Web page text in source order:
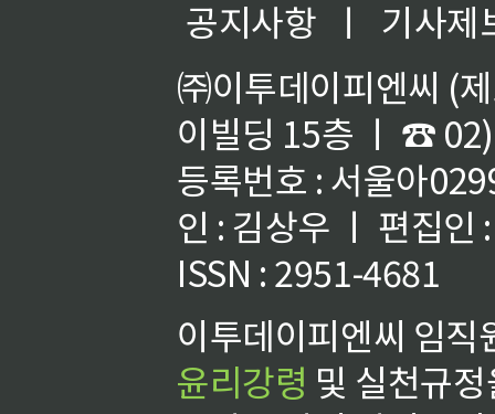
공지사항
ㅣ
기사제
㈜이투데이피엔씨 (
이빌딩 15층 ㅣ ☎
등록번호 : 서울아
인 : 김상우 ㅣ 편집인
ISSN : 2951-4681
이투데이피엔씨 임
윤리강령 및 실천규